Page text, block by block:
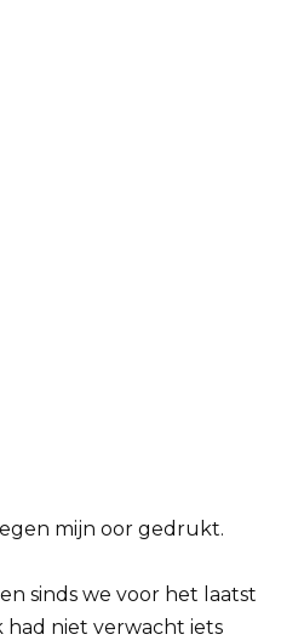
mijn oor gedrukt.
sinds we voor het laatst
had niet verwacht iets